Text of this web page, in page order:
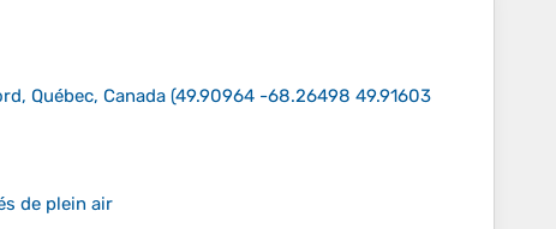
Québec, Canada (49.90964 -68.26498 49.91603
de plein air